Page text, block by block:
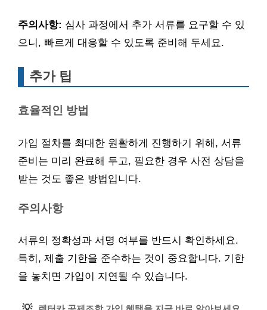
주의사항: 심사 과정에서 추가 서류를 요구할 수 있
으니, 빠르게 대응할 수 있도록 준비해 두세요.
추가 팁
효율적인 방법
가입 절차를 최대한 원활하게 진행하기 위해, 서류
준비는 미리 완료해 두고, 필요한 경우 사전 상담을
받는 것도 좋은 방법입니다.
주의사항
서류의 정확성과 서명 여부를 반드시 확인하세요.
특히, 제출 기한을 준수하는 것이 중요합니다. 기한
을 놓치면 가입이 지연될 수 있습니다.